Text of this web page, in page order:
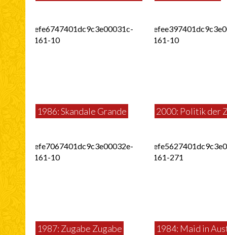
1986: Skandale Grande 2000: Politik der
1987: Zugabe Zugabe 1984: Maid in